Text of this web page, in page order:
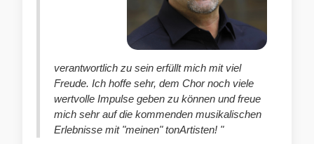
verantwortlich zu sein erfüllt mich mit viel
Freude. Ich hoffe sehr, dem Chor noch viele
wertvolle Impulse geben zu können und freue
mich sehr auf die kommenden musikalischen
Erlebnisse mit "meinen" tonArtisten! "